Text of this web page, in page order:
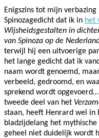
Enigszins tot mijn
Spinozagedicht dat ik in het
Wijsheidsgestalten in
van Spinoza op de
terwijl hij een uitvoerige
het lange gedicht dat ik
naam wordt genoemd,
verbeeld, gedroomd, en
sprekend wordt
tweede deel van het
staan, heeft Henrard wel in
bladzijdelang het
geheel niet duidelijk wordt